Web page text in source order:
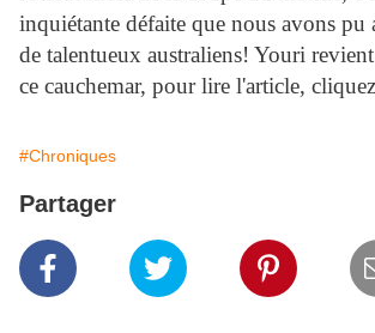
inquiétante défaite que nous avons pu
de talentueux australiens! Youri
ce cauchemar, pour lire l'article, cliquez
#Chroniques
Partager